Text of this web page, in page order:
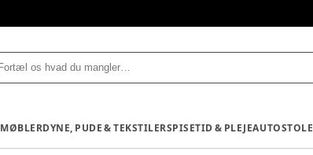
MØBLERDYNE, PUDE & TEKSTILERSPISETID & PLEJEAUTOSTOLE